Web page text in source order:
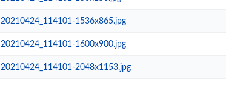
20210424_114101-1536x865.jpg
20210424_114101-1600x900.jpg
20210424_114101-2048x1153.jpg